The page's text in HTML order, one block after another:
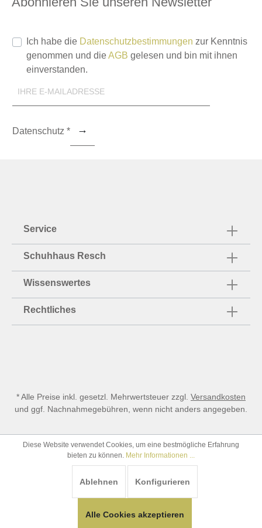
Datenschutz *
Ich habe die Datenschutzbestimmungen zur Kenntnis
genommen und dieAGB gelesen und bin mit ihnen
einverstanden.
Service
Schuhhaus Resch
Wissenswertes
Rechtliches
* Alle Preise inkl. gesetzl. Mehrwertsteuer zzgl. Versandkosten
und ggf. Nachnahmegebühren, wenn nicht anders angegeben.
Diese Website verwendet Cookies, um eine bestmögliche Erfahrung
bieten zu können. Mehr Informationen ...
Ablehnen Konfigurieren
Alle Cookies akzeptieren